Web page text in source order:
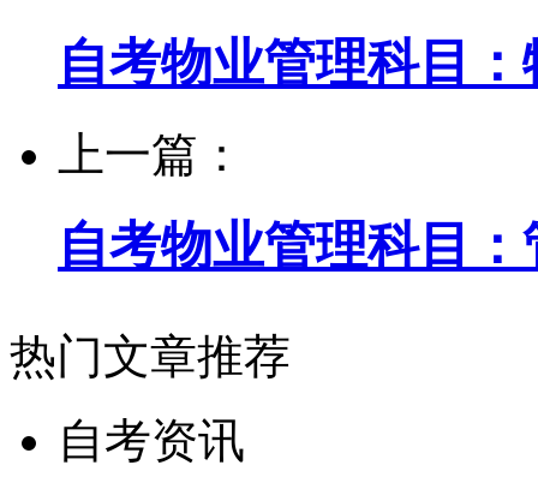
自考物业管理科目
上一篇：
自考物业管理科目
热门文章推荐
自考资讯